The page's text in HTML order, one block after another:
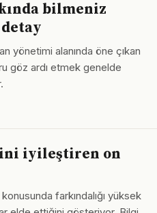
bilmeniz
yönetimi alanında öne çıkan
göz ardı etmek genelde
iyileştiren on
farkındalığı yüksek